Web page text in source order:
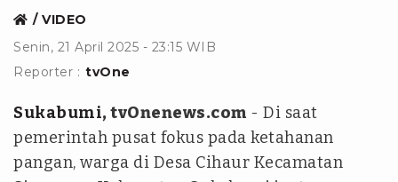
VIDEO
Senin, 21 April 2025 - 23:15 WIB
Reporter : tvOne
Sukabumi, tvOnenews.com - Di saat
pemerintah pusat fokus pada ketahanan
pangan, warga di Desa Cihaur Kecamatan